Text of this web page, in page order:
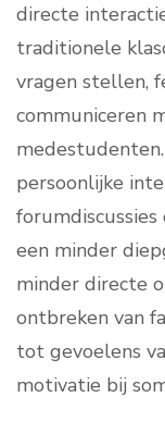
directe
traditionele
vragen stellen,
communiceren
persoonlijke
een minder
minder directe
ontbreken van
tot gevoelens
motivatie bij